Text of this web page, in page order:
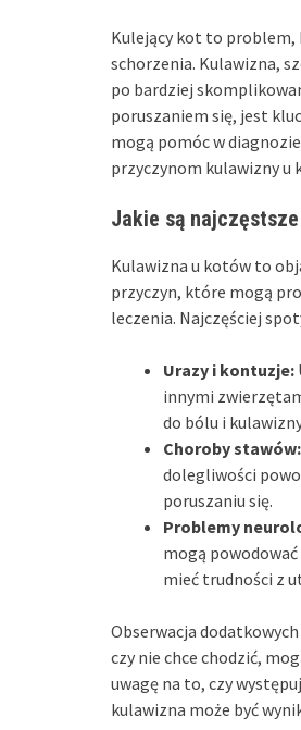
Kulejący kot to problem,
schorzenia. Kulawizna,
po bardziej
poruszaniem się, jest
mogą pomóc w
przyczynom kulawizny u
Jakie są
Kulawizna u kotów to
przyczyn, które mogą
leczenia. Najczęściej
Urazy i kontuzje:
innymi
do bólu i
Choroby stawów:
dolegliwości
poruszaniu się.
Problemy
mogą
mieć trudności z
Obserwacja
czy nie chce chodzić,
uwagę na to, czy
kulawizna może być